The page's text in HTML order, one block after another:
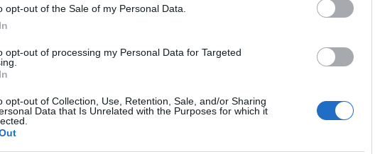
opt-out of the Sale of my Personal Data.
opt-out of processing my Personal Data for Targeted
opt-out of Collection, Use, Retention, Sale, and/or Sharing
Data that Is Unrelated with the Purposes for which it
που έχουν πραγματοποιηθεί από τις αρχές του έτους
έγιναν 81 ανακλήσεις αδειών και σφραγίσεις χώρων
Οι πολλοί έλεγχοι έγιναν από την 1/2 ως 11/3. 932
δηλαδή μετά τη δολοφονία του Άλκη! Αυτή
αλλά οι έλεγχοι εντατικοποιήθηκαν τη τελευταία
η περίοδος της δημιουργίας των νέων λεσχών-